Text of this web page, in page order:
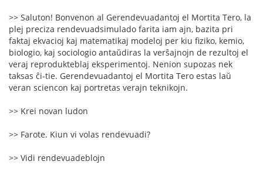
>> Saluton! Bonvenon al Gerendevuadantoj el Mortita Tero, la
plej preciza rendevuadsimulado farita iam ajn, bazita pri
faktaj ekvacioj kaj matematikaj modeloj per kiu fiziko, kemio,
biologio, kaj sociologio antaŭdiras la verŝajnojn de rezultoj el
veraj reprodukteblaj eksperimentoj. Nenion supozas nek
taksas ĉi-tie. Gerendevuadantoj el Mortita Tero estas laŭ
veran sciencon kaj portretas verajn teknikojn.
>> Krei novan ludon
>> Farote. Kiun vi volas rendevuadi?
>> Vidi rendevuadeblojn